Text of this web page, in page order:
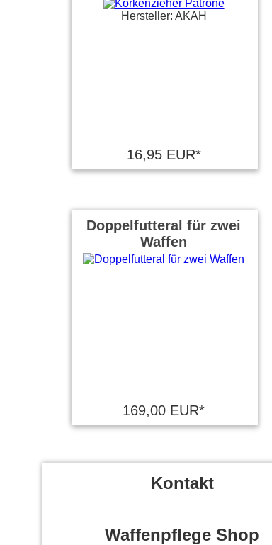
Hersteller: AKAH
16,95 EUR*
Doppelfutteral für zwei
Waffen
169,00 EUR*
Kontakt
Waffenpflege Shop